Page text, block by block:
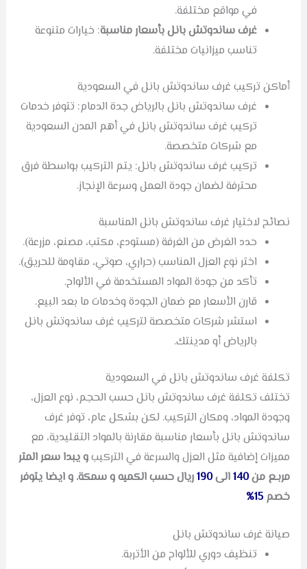
في مواقع مختلفة.
غرف ساندوتش بانل بأسعار مناسبة: خيارات متنوعة
تناسب ميزانيات مختلفة.
أماكن تركيب غرف ساندوتش بانل في السعودية
غرف ساندوتش بانل بالرياض جدة الدمام: تتوفر خدمات
تركيب غرف ساندوتش بانل في أهم المدن السعودية
مع شركات متخصصة.
تركيب غرف ساندوتش بانل: يتم التركيب بواسطة فرق
محترفة لضمان جودة العمل وسرعة الإنجاز.
نصائح لاختيار غرف ساندوتش بانل المناسبة
حدد الغرض من الغرفة (مستودع، مكتب، مصنع، مزرعة).
اختر نوع العزل المناسب (حراري، صوتي، مقاومة للحريق).
تأكد من جودة المواد المستخدمة في الألواح.
قارن الأسعار مع ضمان الجودة وخدمات ما بعد البيع.
استشر شركات متخصصة لتركيب غرف ساندوتش بانل
بالرياض أو مدينتك.
تكلفة غرف ساندوتش بانل في السعودية
تختلف تكلفة غرف ساندوتش بانل حسب الحجم، نوع العزل،
وجودة المواد، ومكان التركيب. لكن بشكل عام، توفر غرف
ساندوتش بانل بأسعار مناسبة مقارنة بالمواد التقليدية، مع
مميزات إضافية مثل العزل والسرعة في التركيبو يبدا سعر المتر
مربـع من140الى190ريال حسب الكميه و سمكة. و ايضا يتوفر
خصم15%
صيانة غرف ساندوتش بانل
تنظيف دوري للألواح من الأتربة.